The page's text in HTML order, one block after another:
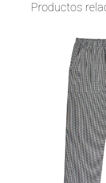
Productos